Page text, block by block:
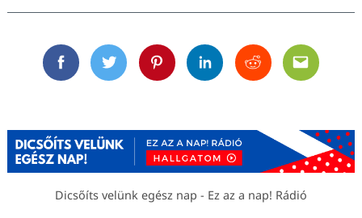
FacebookTwitterPinterestLinkedinRedditEmail
Dicsőíts velünk egész nap - Ez az a nap! Rádió